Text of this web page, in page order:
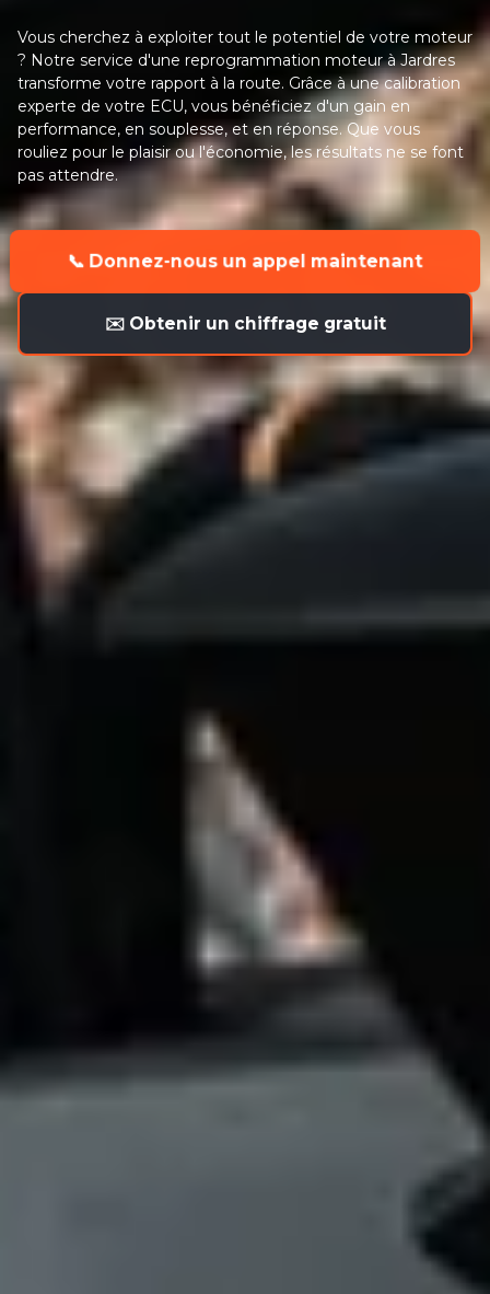
Vous cherchez à exploiter tout le potentiel de votre moteur
? Notre service d'une reprogrammation moteur à Jardres
transforme votre rapport à la route. Grâce à une calibration
experte de votre ECU, vous bénéficiez d'un gain en
performance, en souplesse, et en réponse. Que vous
rouliez pour le plaisir ou l'économie, les résultats ne se font
pas attendre.
📞 Donnez-nous un appel maintenant
✉️ Obtenir un chiffrage gratuit